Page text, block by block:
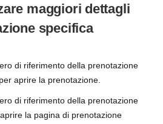
maggiori dettagli
specifica
di riferimento della prenotazione
aprire la prenotazione.
di riferimento della prenotazione
la pagina di prenotazione